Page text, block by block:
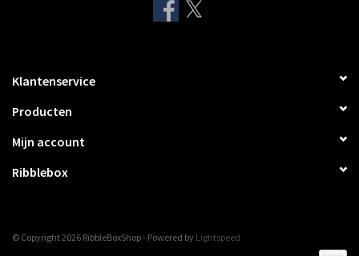
Klantenservice
Producten
Mijn account
Ribblebox
© Copyright 2026 RibbleBoxShop - Powered by Lightspeed